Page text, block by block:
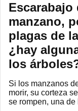
Escarabajo
manzano,
plagas de
¿hay
los
Si los manzanos
morir, su corteza
se rompen, una